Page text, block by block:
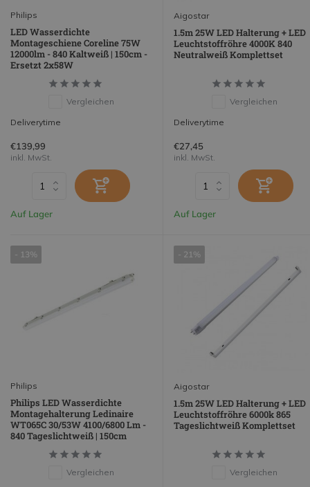
Philips
LED Wasserdichte
Montageschiene Coreline 75W
12000lm - 840 Kaltweiß | 150cm -
Ersetzt 2x58W
Vergleichen
Deliverytime
€139,99
inkl. MwSt.
Auf Lager
Aigostar
1.5m 25W LED Halterung + LED
Leuchtstoffröhre 4000K 840
Neutralweiß Komplettset
Vergleichen
Deliverytime
€27,45
inkl. MwSt.
Auf Lager
- 13%
Philips
Philips LED Wasserdichte
Montagehalterung Ledinaire
WT065C 30/53W 4100/6800 Lm -
840 Tageslichtweiß | 150cm
Vergleichen
- 21%
Aigostar
1.5m 25W LED Halterung + LED
Leuchtstoffröhre 6000k 865
Tageslichtweiß Komplettset
Vergleichen